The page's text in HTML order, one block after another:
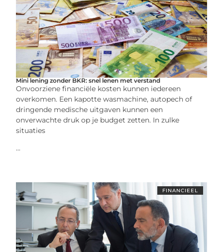
Mini lening zonder BKR: snel lenen met verstand
Onvoorziene financiële kosten kunnen iedereen
overkomen. Een kapotte wasmachine, autopech of
dringende medische uitgaven kunnen een
onverwachte druk op je budget zetten. In zulke
situaties
...
FINANCIEEL